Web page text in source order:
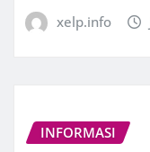
xelp.info
INFORMASI